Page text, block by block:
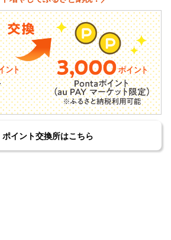
ポイント交換所はこちら